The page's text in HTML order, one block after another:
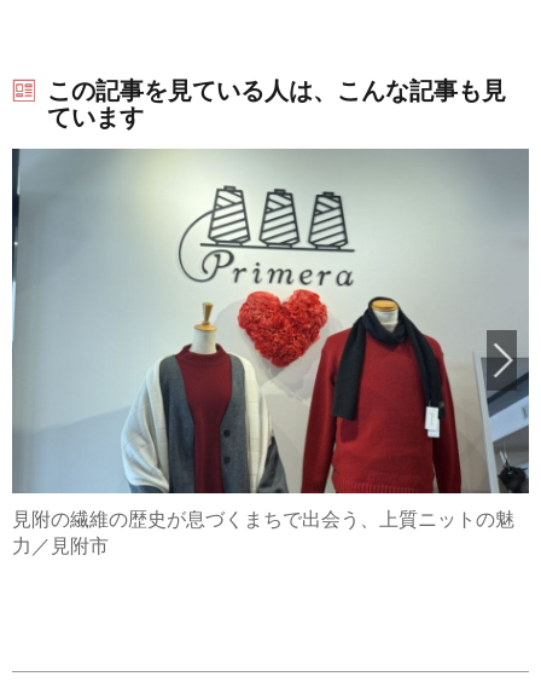
この記事を見ている人は、こんな記事も見
ています
見附の繊維の歴史が息づくまちで出会う、上質ニットの魅
力／見附市